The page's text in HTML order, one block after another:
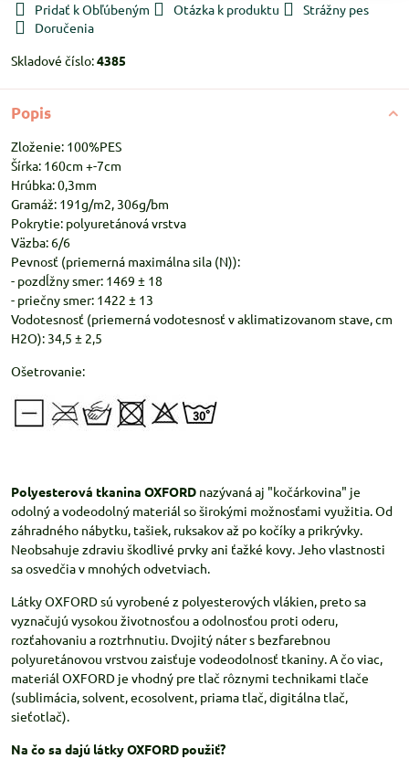
Pridať k Obľúbeným Otázka k produktu
Strážny pes
Doručenia
Skladové číslo:4385
Popis
Zloženie: 100%PES
Šírka: 160cm +-7cm
Hrúbka: 0,3mm
Gramáž: 191g/m2, 306g/bm
Pokrytie: polyuretánová vrstva
Väzba: 6/6
Pevnosť (priemerná maximálna sila (N)):
- pozdĺžny smer: 1469 ± 18
- priečny smer: 1422 ± 13
Vodotesnosť (priemerná vodotesnosť v aklimatizovanom stave, cm
H2O): 34,5 ± 2,5
Ošetrovanie:
Polyesterová tkanina OXFORD nazývaná aj "kočárkovina" je
odolný a vodeodolný materiál so širokými možnosťami využitia. Od
záhradného nábytku, tašiek, ruksakov až po kočíky a prikrývky.
Neobsahuje zdraviu škodlivé prvky ani ťažké kovy. Jeho vlastnosti
sa osvedčia v mnohých odvetviach.
Látky OXFORD sú vyrobené z polyesterových vlákien, preto sa
vyznačujú vysokou životnosťou a odolnosťou proti oderu,
rozťahovaniu a roztrhnutiu. Dvojitý náter s bezfarebnou
polyuretánovou vrstvou zaisťuje vodeodolnosť tkaniny. A čo viac,
materiál OXFORD je vhodný pre tlač rôznymi technikami tlače
(sublimácia, solvent, ecosolvent, priama tlač, digitálna tlač,
sieťotlač).
Na čo sa dajú látky OXFORD použiť?